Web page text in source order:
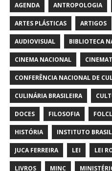
AGENDA ANTROPOLOGIA
ARTES PLÁSTICAS ARTIGOS
AUDIOVISUAL BIBLIOTECA
CINEMA NACIONAL
CONFERÊNCIA NACIONAL DE
CULINÁRIA BRASILEIRA
DOCES FILOSOFIA
HISTÓRIA INSTITUTO
JUCA FERREIRA LEI LEI
LIVROS MINC